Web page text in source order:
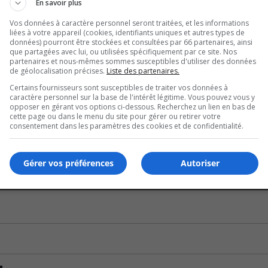
si Longueuil ne joue pas indirectement le rôle
en vaut la peine pour les contribuables.
que des Villes achètent des terrains et les retombées
de la vente.
le comité de pilotage va permettre de développer la
En savoir plus
Vos données à caractère personnel seront traitées, et les informations
liées à votre appareil (cookies, identifiants uniques et autres types de
données) pourront être stockées et consultées par 66 partenaires, ainsi
que partagées avec lui, ou utilisées spécifiquement par ce site. Nos
partenaires et nous-mêmes sommes susceptibles d'utiliser des données
de géolocalisation précises. Liste des partenaires.
Certains fournisseurs sont susceptibles de traiter vos données à
caractère personnel sur la base de l'intérêt légitime. Vous pouvez vous y
opposer en gérant vos options ci-dessous. Recherchez un lien en bas de
cette page ou dans le menu du site pour gérer ou retirer votre
consentement dans les paramètres des cookies et de confidentialité.
Autoriser
Gérer vos préférences